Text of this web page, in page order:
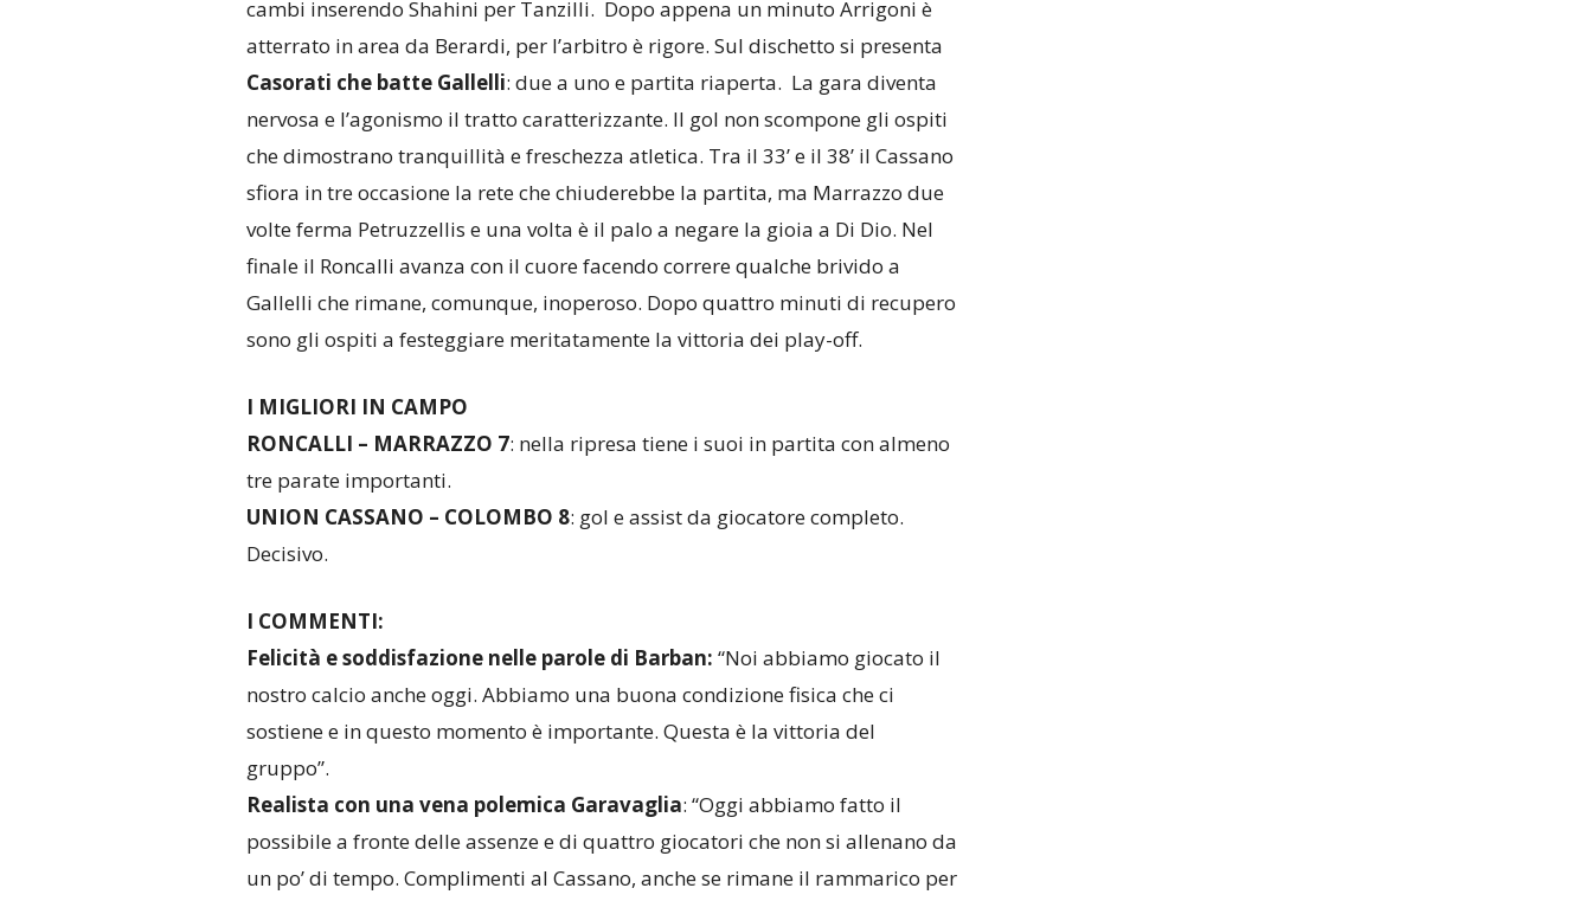
cambi inserendo Shahini per Tanzilli. Dopo appena un minuto Arrigoni è
atterrato in area da Berardi, per l’arbitro è rigore. Sul dischetto si presenta
Casorati che batte Gallelli: due a uno e partita riaperta. La gara diventa
nervosa e l’agonismo il tratto caratterizzante. Il gol non scompone gli ospiti
che dimostrano tranquillità e freschezza atletica. Tra il 33’ e il 38’ il Cassano
sfiora in tre occasione la rete che chiuderebbe la partita, ma Marrazzo due
volte ferma Petruzzellis e una volta è il palo a negare la gioia a Di Dio. Nel
finale il Roncalli avanza con il cuore facendo correre qualche brivido a
Gallelli che rimane, comunque, inoperoso. Dopo quattro minuti di recupero
sono gli ospiti a festeggiare meritatamente la vittoria dei play-off.
I MIGLIORI IN CAMPO
RONCALLI – MARRAZZO 7: nella ripresa tiene i suoi in partita con almeno
tre parate importanti.
UNION CASSANO – COLOMBO 8: gol e assist da giocatore completo.
Decisivo.
I COMMENTI:
Felicità e soddisfazione nelle parole di Barban: “Noi abbiamo giocato il
nostro calcio anche oggi. Abbiamo una buona condizione fisica che ci
sostiene e in questo momento è importante. Questa è la vittoria del
gruppo”.
Realista con una vena polemica Garavaglia: “Oggi abbiamo fatto il
possibile a fronte delle assenze e di quattro giocatori che non si allenano da
un po’ di tempo. Complimenti al Cassano, anche se rimane il rammarico per